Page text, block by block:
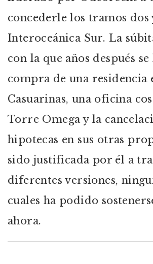
concederle los tramos dos
Interoceánica Sur. La
con la que años después
compra de una residencia
Casuarinas, una oficina
Torre Omega y la
hipotecas en sus otras
sido justificada por él a
diferentes versiones,
cuales ha podido
ahora.